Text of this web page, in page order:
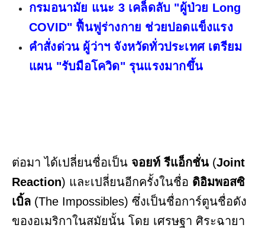
กรมอนามัย แนะ 3 เคล็ดลับ "ผู้ป่วย Long
COVID" ฟื้นฟูร่างกาย ช่วยปอดแข็งแรง
คำสั่งด่วน ผู้ว่าฯ จังหวัดทั่วประเทศ เตรียม
แผน "รับมือโควิด" รุนแรงมากขึ้น
ต่อมา ได้เปลี่ยนชื่อเป็น จอยท์ รีแอ็กชั่น (Joint
Reaction) และเปลี่ยนอีกครั้งในชื่อ ดิอิมพอสซิ
เบิ้ล (The Impossibles) ซึ่งเป็นชื่อการ์ตูนชื่อดัง
ของอเมริกาในสมัยนั้น โดย เศรษฐา ศิระฉายา